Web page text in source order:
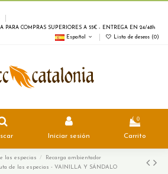
PARA COMPRAS SUPERIORES A 55€ - ENTREGA EN 24/48h
Español
Lista de deseos (0)
Iniciar sesión
0
Carrito
las especias
Recarga ambientador
de las especias - VAINILLA Y SÁNDALO